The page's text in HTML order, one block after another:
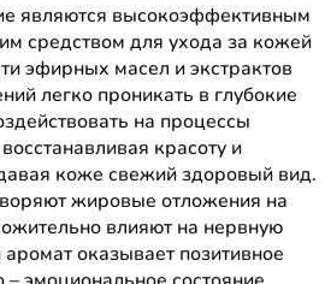
являются высокоэффективным
средством для ухода за кожей
эфирных масел и экстрактов
легко проникать в глубокие
на процессы
красоту и
коже свежий здоровый вид.
жировые отложения на
влияют на нервную
оказывает позитивное